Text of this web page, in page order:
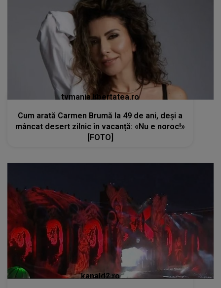
tvmania.libertatea.ro
Cum arată Carmen Brumă la 49 de ani, deși a
mâncat desert zilnic în vacanță: «Nu e noroc!»
[FOTO]
kanald2.ro